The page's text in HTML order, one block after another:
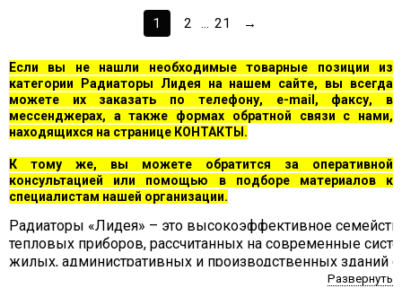
1 2 21 →
Если вы не нашли необходимые товарные позиции из
категории Радиаторы Лидея на нашем сайте, вы всегда
можете их заказать по телефону, e-mail, факсу, в
мессенджерах, а также формах обратной связи с нами,
находящихся на странице КОНТАКТЫ.
К тому же, вы можете обратится за оперативной
консультацией или помощью в подборе материалов к
специалистам нашей организации.
Радиаторы «Лидея» – это высокоэффективное
тепловых приборов, рассчитанных на современные
жилых, административных и производственных зданий с
Развернуть